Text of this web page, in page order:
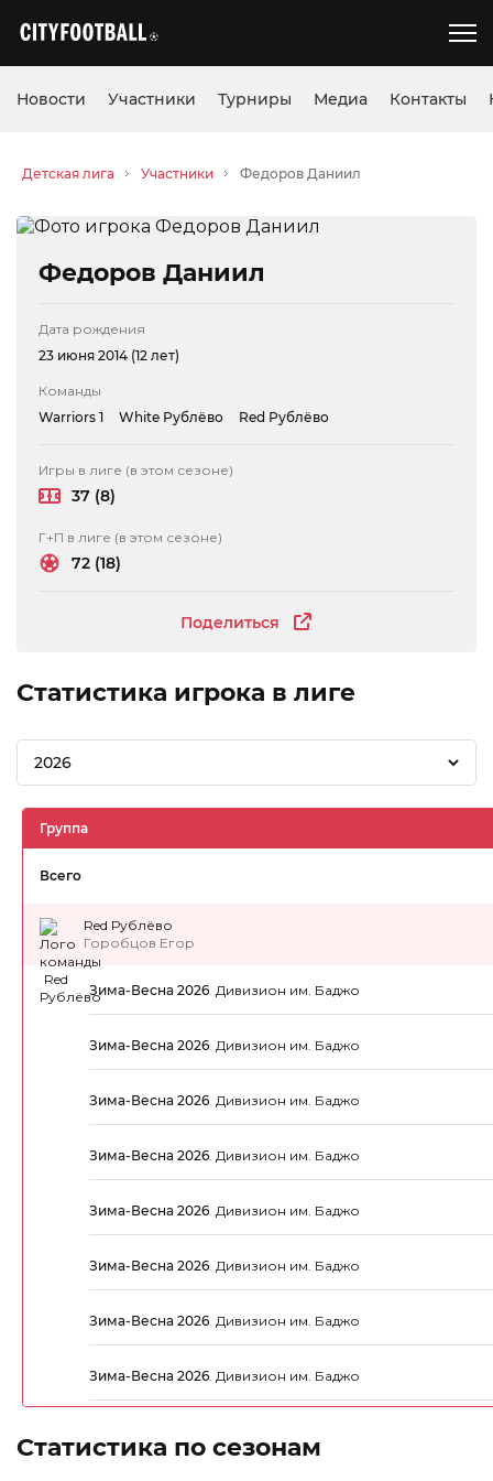
Новости Участники Турниры Медиа Контакты
Детская лига Участники Федоров Даниил
Федоров Даниил
Поделиться
Дата рождения
23 июня 2014 (12 лет)
Команды
Warriors 1
White Рублёво Red Рублёво
Игры в лиге (в этом сезоне)
37 (8)
Г+П в лиге (в этом сезоне)
72 (18)
Статистика игрока в лиге
2026
Группа
Всего
Red Рублёво
Горобцов Егор
Зима-Весна 2026. Дивизион им. Баджо
Зима-Весна 2026. Дивизион им. Баджо
Зима-Весна 2026. Дивизион им. Баджо
Зима-Весна 2026. Дивизион им. Баджо
Зима-Весна 2026. Дивизион им. Баджо
Зима-Весна 2026. Дивизион им. Баджо
Зима-Весна 2026. Дивизион им. Баджо
Зима-Весна 2026. Дивизион им. Баджо
Статистика по сезонам